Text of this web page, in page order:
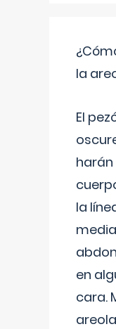
la
El
la
en
cara.